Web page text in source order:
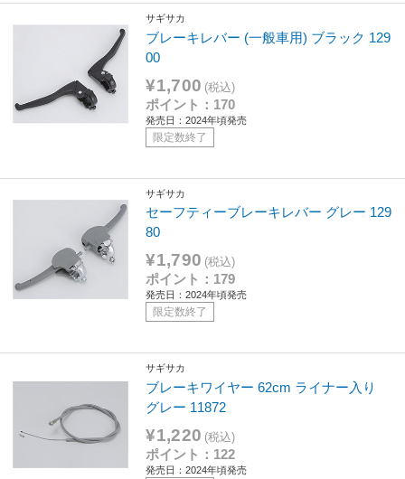
サギサカ
ブレーキレバー (一般車用) ブラック 129
00
¥1,700 (税込)
ポイント：170
発売日：2024年頃発売
限定数終了
サギサカ
セーフティーブレーキレバー グレー 129
80
¥1,790 (税込)
ポイント：179
発売日：2024年頃発売
限定数終了
サギサカ
ブレーキワイヤー 62cm ライナー入り
グレー 11872
¥1,220 (税込)
ポイント：122
発売日：2024年頃発売